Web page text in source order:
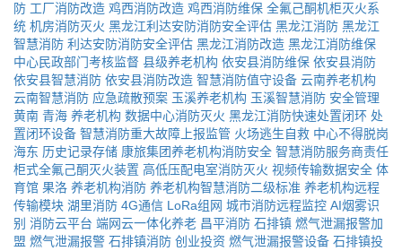
防 工厂消防改造 鸡西消防改造 鸡西消防维保 全氟己酮机柜灭火系
统 机房消防灭火 黑龙江利达安防消防安全评估 黑龙江消防 黑龙江
智慧消防 利达安防消防安全评估 黑龙江消防改造 黑龙江消防维保
中心民政部门考核监督 县级养老机构 依安县消防维保 依安县消防
依安县智慧消防 依安县消防改造 智慧消防值守设备 云南养老机构
云南智慧消防 应急疏散预案 玉溪养老机构 玉溪智慧消防 安全管理
黄南 青海 养老机构 数据中心消防灭火 黑龙江消防快速处置闭环 处
置闭环设备 智慧消防重大故障上报监管 火场逃生自救 中心不得脱岗
海东 历史记录存储 康旅集团养老机构消防安全 智慧消防服务商责任
柜式全氟己酮灭火装置 高低压配电室消防灭火 视频传输数据安全 体
育馆 果洛 养老机构消防 养老机构智慧消防二级标准 养老机构远程
传输模块 湖里消防 4G通信 LoRa组网 城市消防远程监控 AI烟雾识
别 消防云平台 端网云一体化养老 昌平消防 石排镇 燃气泄漏报警加
盟 燃气泄漏报警 石排镇消防 创业投资 燃气泄漏报警设备 石排镇投